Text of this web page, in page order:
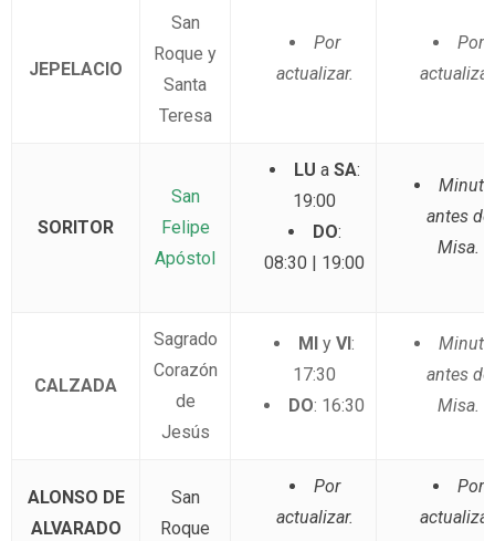
JEPELACIO
San
Roque y
Santa
Teresa
Por
actualizar.
Por
SORITOR
San
Felipe
Apóstol
LU a SA:
19:00
DO:
08:30 | 19:00
antes de
Misa.
CALZADA
Sagrado
Corazón
de
Jesús
MI y VI:
17:30
DO: 16:30
antes de
Misa.
ALONSO DE
ALVARADO
San
Roque
Por
actualizar.
Por